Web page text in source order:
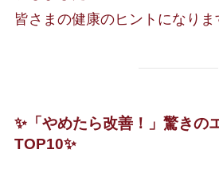
皆さまの健康のヒントになりま
✨「やめたら改善！」驚きの
TOP10✨